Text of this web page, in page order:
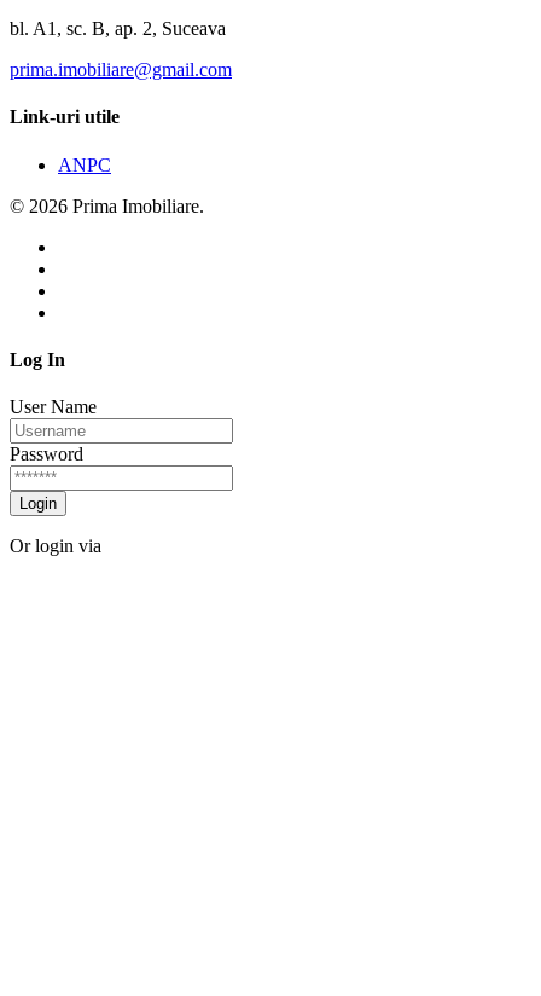
bl. A1, sc. B, ap. 2, Suceava
prima.imobiliare@gmail.com
Link-uri utile
ANPC
© 2026 Prima Imobiliare.
Log In
User Name
Password
Login
Or login via